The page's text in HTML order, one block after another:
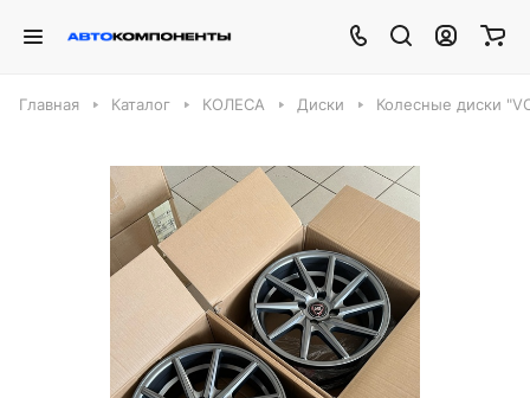
Главная Каталог КОЛЕСА Диски Колесные диски